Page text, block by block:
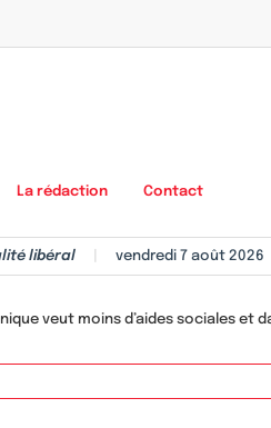
La rédaction Contact
libéral vendredi 7 août 2026
veut moins d’aides sociales et